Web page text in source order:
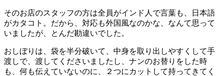
そのお店のスタッフの方は全員がインド人で言葉も、日本語
がカタコト。だから、対応も外国風なのかな、なんて思って
いましたが、とんだ勘違いでした。
おしぼりは、袋を半分破いて、中身を取り出しやすくして手
渡しで、渡してくださいましたし、ナンのお替りをした時
も、何も伝えていないのに、２つにカットして持ってきてく